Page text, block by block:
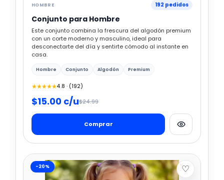
HOMBRE 192 pedidos
Conjunto para Hombre
Este conjunto combina la frescura del algodón premium
con un corte moderno y masculino, ideal para
desconectarte del día y sentirte cómodo al instante en
casa.
Hombre Conjunto Algodón Premium
★★★★★4.8 · (192)
$15.00 c/u$24.99
Comprar
-20% ♡